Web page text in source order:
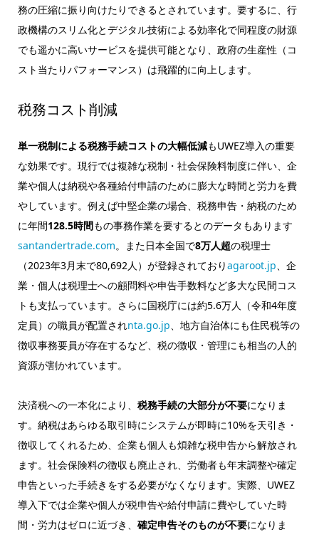
務の圧縮に振り向けたりできるとされています。要するに、行
政機構のスリム化とデジタル技術による効率化で同程度の財源
でも遥かに高いサービスを提供可能となり、政府の生産性（コ
スト当たりパフォーマンス）は飛躍的に向上します。
税務コスト削減
単一税制による税務手続コストの大幅低減もUWEZ導入の重要
な効果です。現行では複雑な税制・社会保険料制度に伴い、企
業や個人は納税や各種給付申請のために膨大な時間と労力を費
やしています。例えば中堅企業の場合、税務申告・納税のため
に年間128.5時間もの事務作業を要するとのデータもあります
santandertrade.com。また日本全国で8万人超の税理士
（2023年3月末で80,692人）が登録されておりagaroot.jp、企
業・個人は税理士への顧問料や申告手数料など多大な民間コス
トも支払っています。さらに国税庁には約5.6万人（令和4年度
定員）の職員が配置されnta.go.jp、地方自治体にも住民税等の
徴収事務要員が存在するなど、税の徴収・管理にも相当の人的
資源が割かれています。
決済税への一本化により、 税務手続の大部分が不要になりま
す。納税はあらゆる取引時にシステムが即時に10%を天引き・
徴収してくれるため、企業も個人も煩雑な税申告から解放され
ます。社会保険料の徴収も廃止され、労働者も年末調整や確定
申告といった手続きをする必要がなくなります。実際、UWEZ
導入下では企業や個人が税申告や給付申請に費やしていた時
間・労力はゼロに近づき、 確定申告そのものが不要になりま